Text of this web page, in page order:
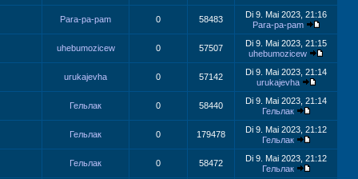
Para-pa-pam 0 58483
Di 9. Mai 2023, 21:16
Para-pa-pam
uhebumozicew 0 57507
Di 9. Mai 2023, 21:15
uhebumozicew
urukajevha 0 57142
Di 9. Mai 2023, 21:14
urukajevha
Гельлак 0 58440
Di 9. Mai 2023, 21:14
Гельлак
Гельлак 0 179478
Di 9. Mai 2023, 21:12
Гельлак
Гельлак 0 58472
Di 9. Mai 2023, 21:12
Гельлак